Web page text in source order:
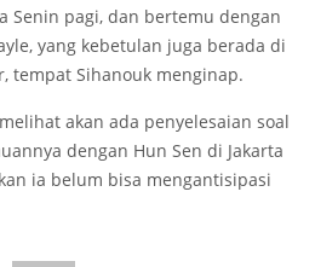
Senin pagi, dan bertemu dengan
yang kebetulan juga berada di
tempat Sihanouk menginap.
akan ada penyelesaian soal
dengan Hun Sen di Jakarta
ia belum bisa mengantisipasi